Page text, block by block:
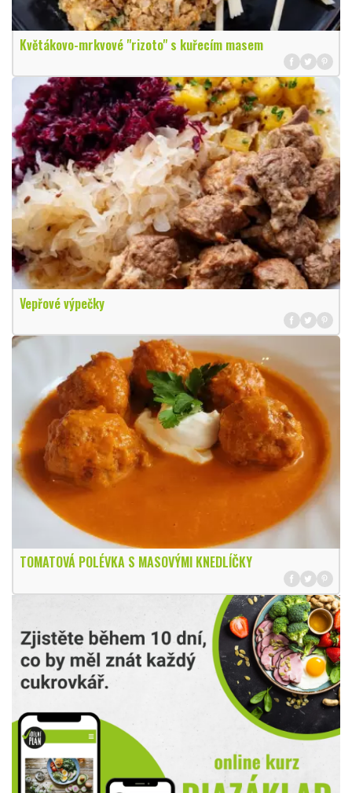
Květákovo-mrkvové "rizoto" s kuřecím masem
Vepřové výpečky
TOMATOVÁ POLÉVKA S MASOVÝMI KNEDLÍČKY